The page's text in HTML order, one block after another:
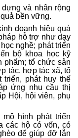
và nhân rộng
bền vững.
doanh hiệu quả
hỗ trợ như dạy
nghề; phát triển
bộ khoa học kỹ
phẩm; tổ chức sản
tác, hợp tác xã, tổ
triển, phát huy thế
ứng nhu cầu thị
Hội, hội viên, phụ
hình phát triển
các hộ có vốn, có
để giúp đỡ lẫn